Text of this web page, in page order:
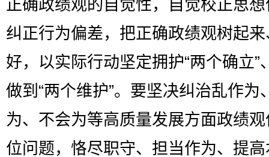
正确政绩观的自觉性，自觉校正思
纠正行为偏差，把正确政绩观树起
好，以实际行动坚定拥护“两个确立”
做到“两个维护”。要坚决纠治乱作为
为、不会为等高质量发展方面政绩
位问题，恪尽职守、担当作为、提